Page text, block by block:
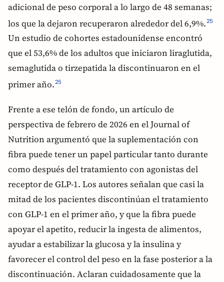
adicional de peso corporal a lo largo de 48 semanas;
los que la dejaron recuperaron alrededor del 6,9%.25
Un estudio de cohortes estadounidense encontró
que el 53,6% de los adultos que iniciaron liraglutida,
semaglutida o tirzepatida la discontinuaron en el
primer año.25
Frente a ese telón de fondo, un artículo de
perspectiva de febrero de 2026 en el Journal of
Nutrition argumentó que la suplementación con
fibra puede tener un papel particular tanto durante
como después del tratamiento con agonistas del
receptor de GLP-1. Los autores señalan que casi la
mitad de los pacientes discontinúan el tratamiento
con GLP-1 en el primer año, y que la fibra puede
apoyar el apetito, reducir la ingesta de alimentos,
ayudar a estabilizar la glucosa y la insulina y
favorecer el control del peso en la fase posterior a la
discontinuación. Aclaran cuidadosamente que la